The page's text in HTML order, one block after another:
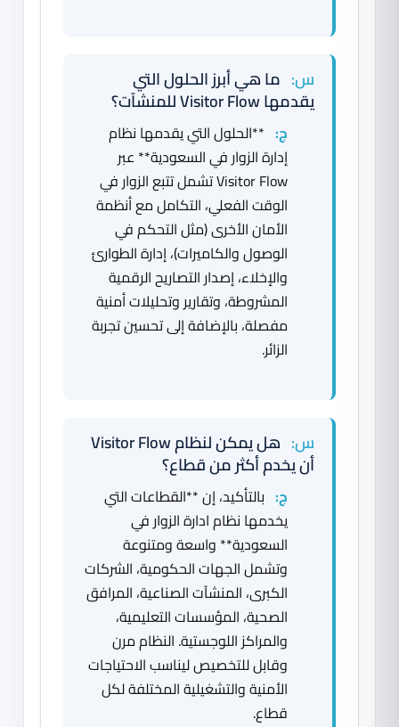
س: ما هي أبرز الحلول التي
يقدمها Visitor Flow للمنشآت؟
ج: **الحلول التي يقدمها نظام
إدارة الزوار في السعودية** عبر
Visitor Flow تشمل تتبع الزوار في
الوقت الفعلي، التكامل مع أنظمة
الأمان الأخرى (مثل التحكم في
الوصول والكاميرات)، إدارة الطوارئ
والإخلاء، إصدار التصاريح الرقمية
المشروطة، وتقارير وتحليلات أمنية
مفصلة، بالإضافة إلى تحسين تجربة
الزائر.
س: هل يمكن لنظام Visitor Flow
أن يخدم أكثر من قطاع؟
ج: بالتأكيد، إن **القطاعات التي
يخدمها نظام ادارة الزوار في
السعودية** واسعة ومتنوعة
وتشمل الجهات الحكومية، الشركات
الكبرى، المنشآت الصناعية، المرافق
الصحية، المؤسسات التعليمية،
والمراكز اللوجستية. النظام مرن
وقابل للتخصيص ليناسب الاحتياجات
الأمنية والتشغيلية المختلفة لكل
قطاع.